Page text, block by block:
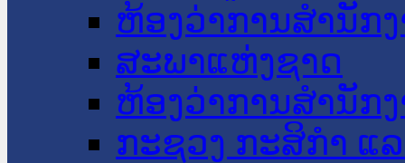
ຫ້ອງວ່າການສໍານັກ
ສະພາແຫ່ງຊາດ
ຫ້ອງວ່າການສຳນັກ
ກະຊວງ ກະສິກຳ ແ